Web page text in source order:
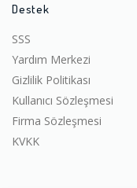
Destek
SSS
Yardım Merkezi
Gizlilik Politikası
Kullanıcı Sözleşmesi
Firma Sözleşmesi
KVKK